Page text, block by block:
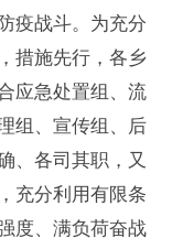
疫战斗。为充分
措施先行，各乡
应急处置组、流
组、宣传组、后
、各司其职，又
充分利用有限条
度、满负荷奋战